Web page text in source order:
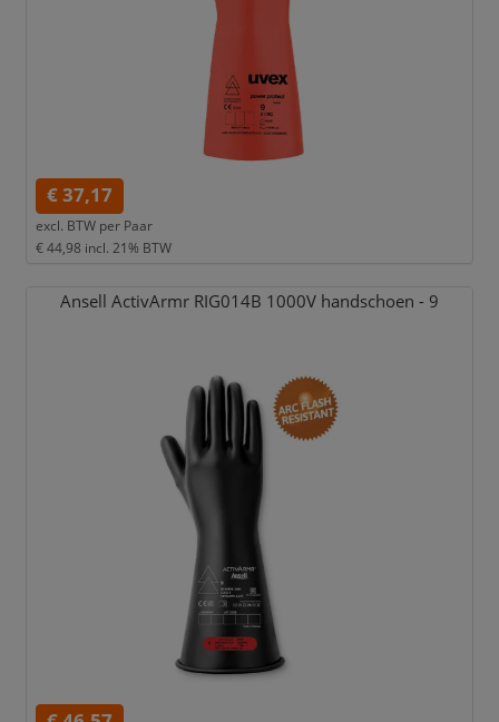
€ 37,17
excl. BTW per Paar
€ 44,98 incl. 21% BTW
Ansell ActivArmr RIG014B 1000V handschoen - 9